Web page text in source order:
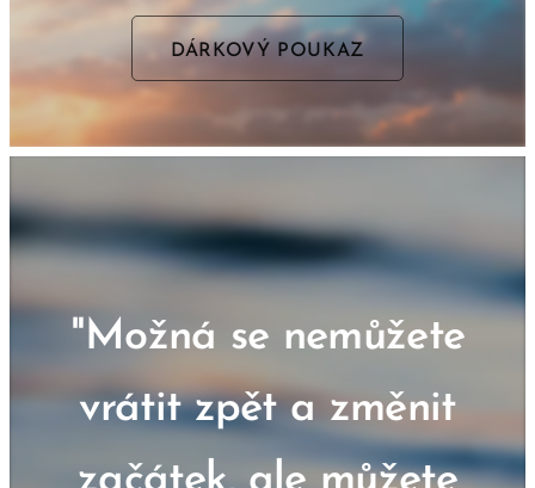
DÁRKOVÝ POUKAZ
"Možná se nemůžete
vrátit zpět a změnit